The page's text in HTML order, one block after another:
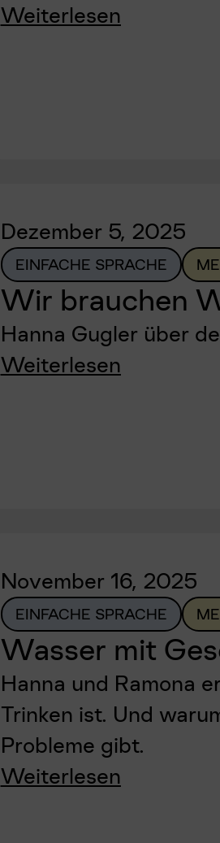
Weiterlesen
Dezember 5, 2025
EINFACHE SPRACHE
Wir brauchen
Hanna Gugler über
Weiterlesen
November 16, 2025
EINFACHE SPRACHE
Wasser mit
Hanna und Ramona
Trinken ist. Und
Probleme gibt.
Weiterlesen